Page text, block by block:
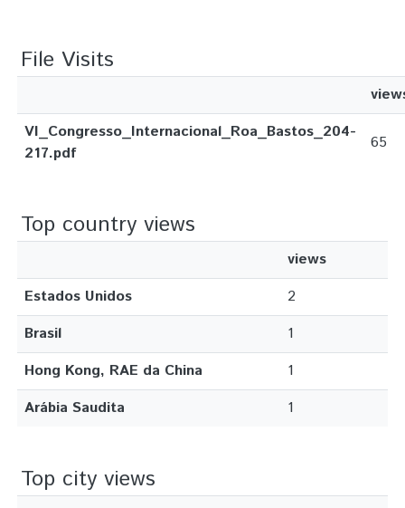
File Visits
VI_Congresso_Internacional_Roa_Bastos_204-
217.pdf
65
Top country views
views
Estados Unidos
2
Brasil
1
Hong Kong, RAE da China
1
Arábia Saudita
1
Top city views